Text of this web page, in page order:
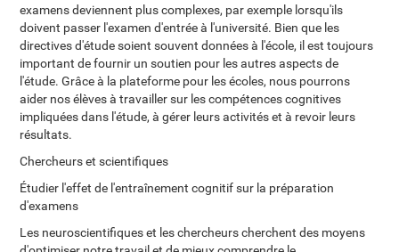
examens deviennent plus complexes, par exemple lorsqu'ils
doivent passer l'examen d'entrée à l'université. Bien que les
directives d'étude soient souvent données à l'école, il est toujours
important de fournir un soutien pour les autres aspects de
l'étude. Grâce à la plateforme pour les écoles, nous pourrons
aider nos élèves à travailler sur les compétences cognitives
impliquées dans l'étude, à gérer leurs activités et à revoir leurs
résultats.
Chercheurs et scientifiques
Étudier l'effet de l'entraînement cognitif sur la préparation
d'examens
Les neuroscientifiques et les chercheurs cherchent des moyens